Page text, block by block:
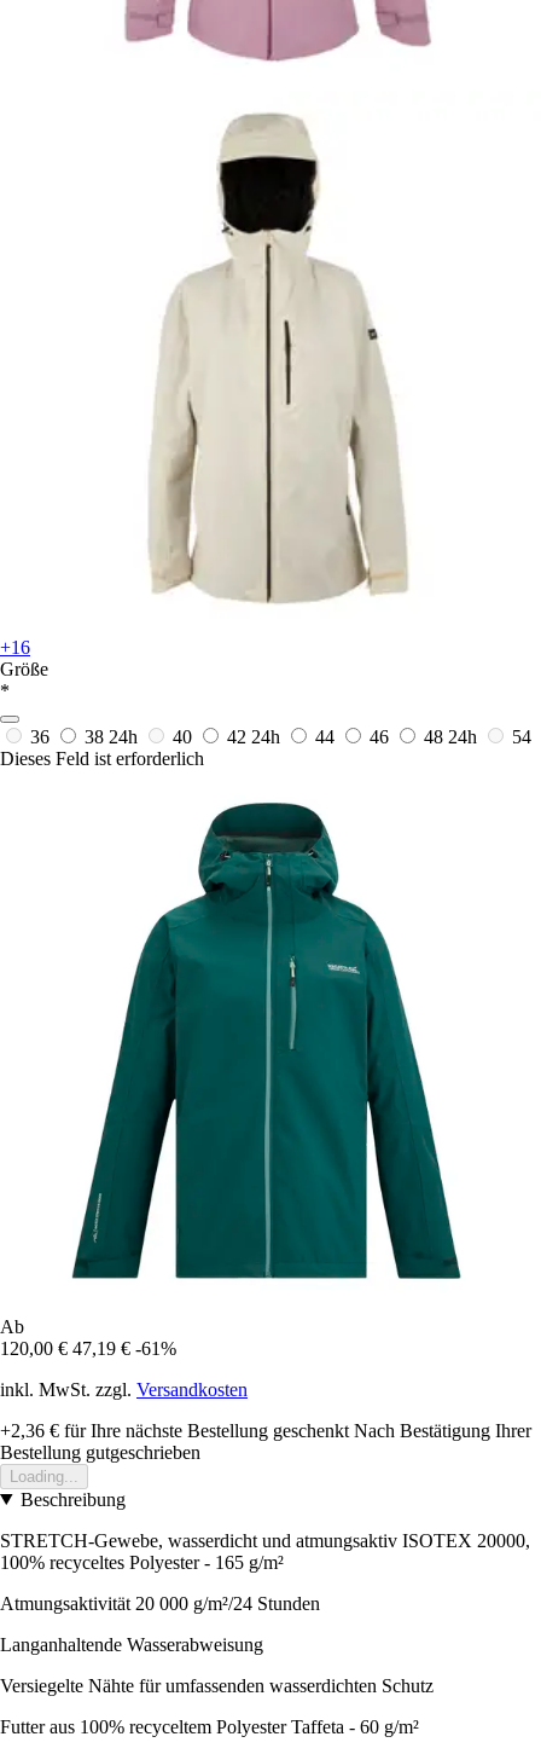
+16
Größe
*
36 38 24h 40 42 24h 44 46 48 24h
54
Dieses Feld ist erforderlich
Ab
120,00 € 47,19 € -61%
inkl. MwSt. zzgl. Versandkosten
+2,36 € für Ihre nächste Bestellung geschenkt Nach Bestätigung Ihrer
Bestellung gutgeschrieben
Loading...
Beschreibung
STRETCH-Gewebe, wasserdicht und atmungsaktiv ISOTEX 20000,
100% recyceltes Polyester - 165 g/m²
Atmungsaktivität 20 000 g/m²/24 Stunden
Langanhaltende Wasserabweisung
Versiegelte Nähte für umfassenden wasserdichten Schutz
Futter aus 100% recyceltem Polyester Taffeta - 60 g/m²